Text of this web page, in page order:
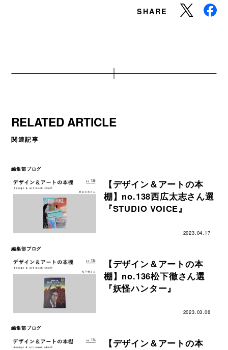
SHARE
RELATED ARTICLE
関連記事
編集部ブログ
【デザイン＆アートの本
棚】no.138西広太志さん選
『STUDIO VOICE』
2023.04.17
編集部ブログ
【デザイン＆アートの本
棚】no.136松下徹さん選
『妖怪ハンター』
2023.03.06
編集部ブログ
【デザイン＆アートの本